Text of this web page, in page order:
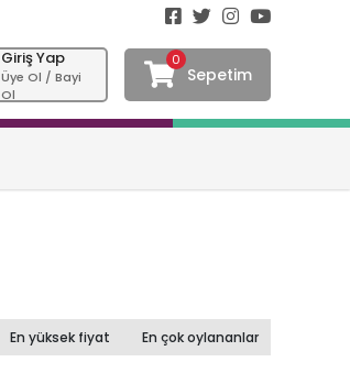
Giriş Yap
Üye Ol / Bayi
Ol
0
Sepetim
En yüksek fiyat En çok oylananlar